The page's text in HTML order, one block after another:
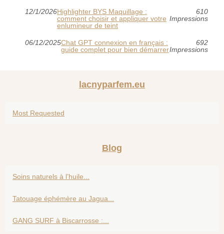
12/1/2026Highlighter BYS Maquillage :
comment choisir et appliquer votre
enlumineur de teint
610
Impressions
06/12/2025Chat GPT connexion en français :
guide complet pour bien démarrer
692
Impressions
lacnyparfem.eu
Most Requested
Blog
Soins naturels à l’huile...
Tatouage éphémère au Jagua...
GANG SURF à Biscarrosse :...